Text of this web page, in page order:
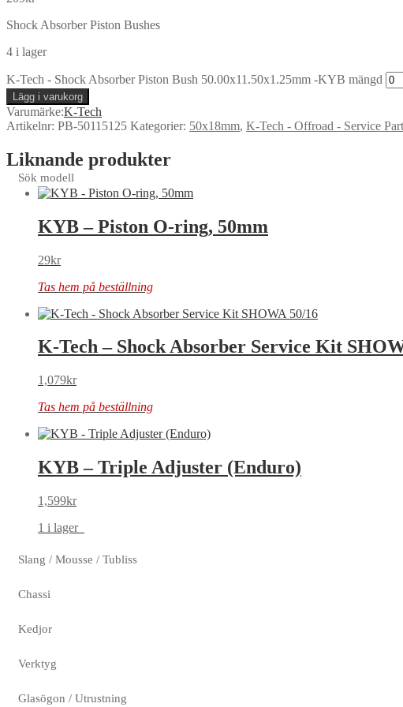
Shock Absorber Piston Bushes
4 i lager
K-Tech - Shock Absorber Piston Bush 50.00x11.50x1.25mm -KYB mängd
Lägg i varukorg
Varumärke:K-Tech
Artikelnr: PB-50115125 Kategorier: 50x18mm, K-Tech - Offroad - Service
Liknande produkter
KYB – Piston O-ring, 50mm
29kr
Tas hem på beställning
K-Tech – Shock Absorber Service Kit
1,079kr
Tas hem på beställning
KYB – Triple Adjuster (Enduro)
1,599kr
1 i lager
Sök modell
Slang / Mousse / Tubliss
Chassi
Kedjor
Verktyg
Glasögon / Utrustning